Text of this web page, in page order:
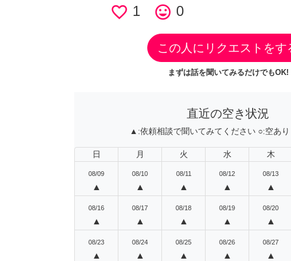
favorite_border 1 tag_faces 0
この人にリクエストをす
まずは話を聞いてみるだけでもOK!
直近の空き状況
▲:依頼相談で聞いてみてください ○:空あり
日 月 火 水 木
08/09
▲
08/10
▲
08/11
▲
08/12
▲
08/13
▲
08/16
▲
08/17
▲
08/18
▲
08/19
▲
08/20
▲
08/23
▲
08/24
▲
08/25
▲
08/26
▲
08/27
▲